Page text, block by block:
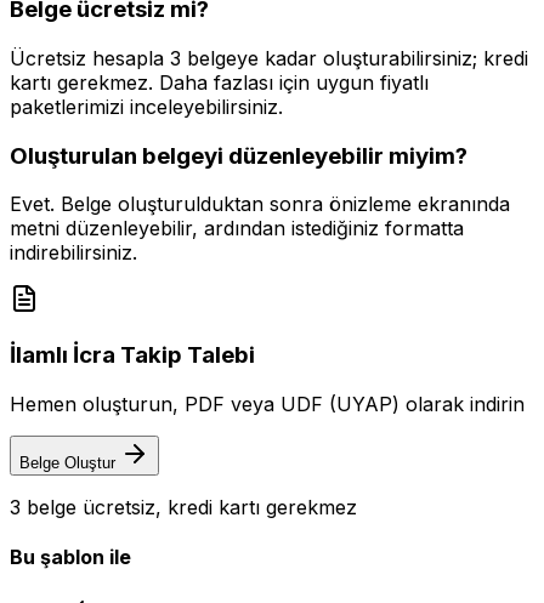
Belge ücretsiz mi?
Ücretsiz hesapla 3 belgeye kadar oluşturabilirsiniz; kredi
kartı gerekmez. Daha fazlası için uygun fiyatlı
paketlerimizi inceleyebilirsiniz.
Oluşturulan belgeyi düzenleyebilir miyim?
Evet. Belge oluşturulduktan sonra önizleme ekranında
metni düzenleyebilir, ardından istediğiniz formatta
indirebilirsiniz.
İlamlı İcra Takip Talebi
Hemen oluşturun, PDF veya UDF (UYAP) olarak indirin
Belge Oluştur
3 belge ücretsiz, kredi kartı gerekmez
Bu şablon ile